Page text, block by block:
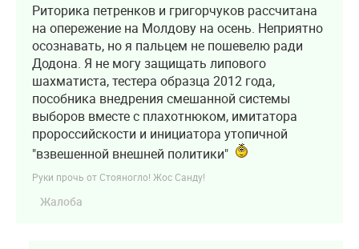
Риторика петренков и григорчуков рассчитана
на опережение на Молдову на осень. Неприятно
осознавать, но я пальцем не пошевелю ради
Додона. Я не могу защищать липового
шахматиста, тестера образца 2012 года,
пособника внедрения смешанной системы
выборов вместе с плахотнюком, имитатора
пророссийскости и инициатора утопичной
"взвешенной внешней политики"
Руки прочь от Стояногло! Жос Санду!
Жалоба